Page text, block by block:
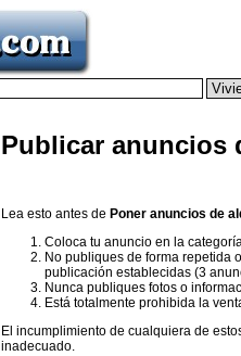
Publicar anuncios
Lea esto antes de Poner anuncios de
Coloca tu anuncio en la
No publiques de forma repetida
publicación establecidas (3
Nunca publiques fotos o
Está totalmente prohibida la
El incumplimiento de cualquiera de
inadecuado.